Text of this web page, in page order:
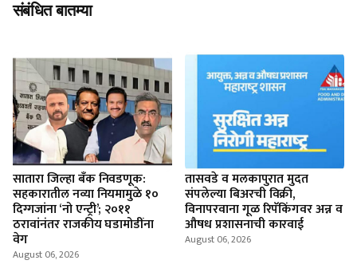
संबंधित बातम्या
सातारा जिल्हा बँक निवडणूक:
सहकारातील नव्या नियमामुळे १०
दिग्गजांना ‘नो एन्ट्री’; २०११
ठरावांनंतर राजकीय घडामोडींना
वेग
August 06, 2026
तासवडे व मलकापुरात मुदत
संपलेल्या बिअरची विक्री,
विनापरवाना गूळ रिपॅकिंगवर अन्न व
औषध प्रशासनाची कारवाई
August 06, 2026